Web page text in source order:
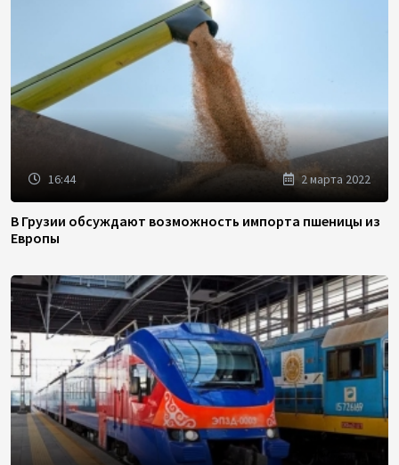
16:44 2 марта 2022
В Грузии обсуждают возможность импорта пшеницы из
Европы